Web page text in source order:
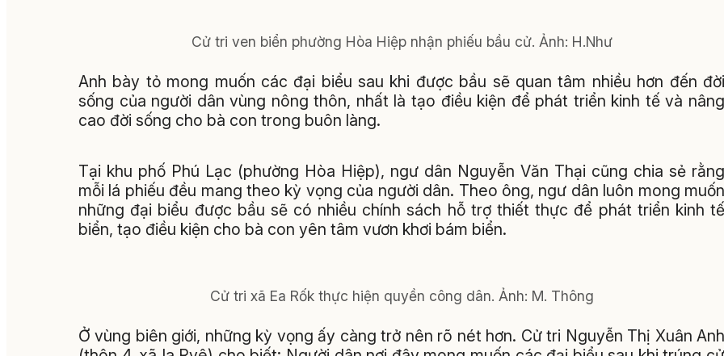
Cử tri ven biển phường Hòa Hiệp nhận phiếu bầu cử. Ảnh: H.Như
Anh bày tỏ mong muốn các đại biểu sau khi được bầu sẽ quan tâm nhiều hơn đến đời
sống của người dân vùng nông thôn, nhất là tạo điều kiện để phát triển kinh tế và nâng
cao đời sống cho bà con trong buôn làng.
Tại khu phố Phú Lạc (phường Hòa Hiệp), ngư dân Nguyễn Văn Thại cũng chia sẻ rằng
mỗi lá phiếu đều mang theo kỳ vọng của người dân. Theo ông, ngư dân luôn mong muốn
những đại biểu được bầu sẽ có nhiều chính sách hỗ trợ thiết thực để phát triển kinh tế
biển, tạo điều kiện cho bà con yên tâm vươn khơi bám biển.
Cử tri xã Ea Rốk thực hiện quyền công dân. Ảnh: M. Thông
Ở vùng biên giới, những kỳ vọng ấy càng trở nên rõ nét hơn. Cử tri Nguyễn Thị Xuân Anh